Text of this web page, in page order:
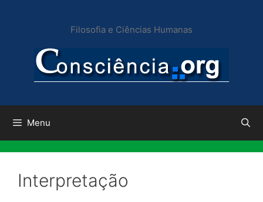
conteúdo
Filosofia e Ciências Humanas
Menu
Interpretação